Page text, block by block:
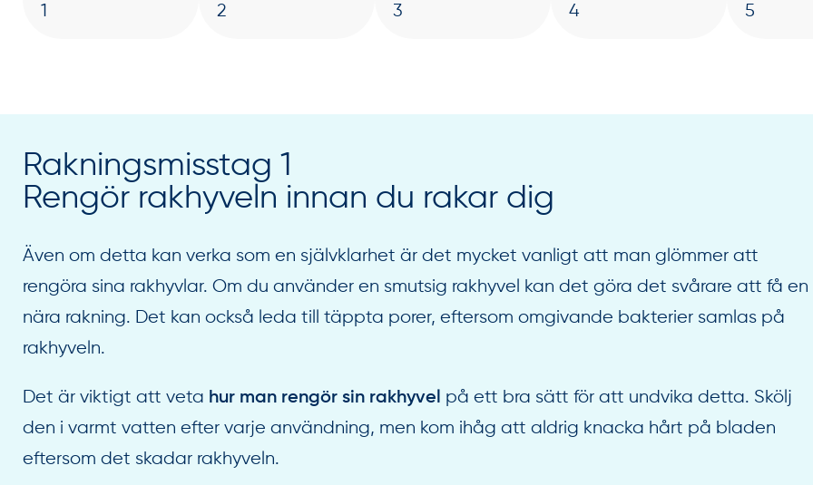
1
2
3
4
5
Rakningsmisstag 1
Rengör rakhyveln innan du rakar dig
Även om detta kan verka som en självklarhet är det mycket vanligt att man glömmer att
rengöra sina rakhyvlar. Om du använder en smutsig rakhyvel kan det göra det svårare att få en
nära rakning. Det kan också leda till täppta porer, eftersom omgivande bakterier samlas på
rakhyveln.
Det är viktigt att veta hur man rengör sin rakhyvel på ett bra sätt för att undvika detta. Skölj
den i varmt vatten efter varje användning, men kom ihåg att aldrig knacka hårt på bladen
eftersom det skadar rakhyveln.